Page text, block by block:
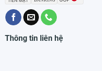
Thông tin liên hệ